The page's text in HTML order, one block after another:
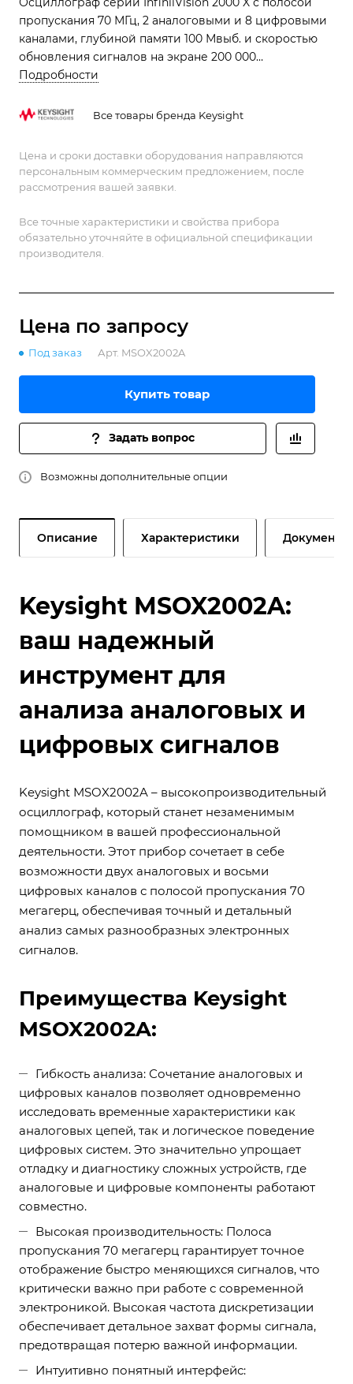
пропускания 70 МГц, 2 аналоговыми и 8 цифровыми
каналами, глубиной памяти 100 Мвыб. и скоростью
обновления сигналов на экране 200 000
осциллограмм/с. MSOX2002A обеспечивает высокую
подходя для лабораторных и полевых испытаний.
применений, включая анализ аналоговых и
цифровых сигналов, что делает его универсальным
инструментом для инженеров и техников
Подробности
Все товары бренда Keysight
Цена и сроки доставки оборудования направляются
персональным коммерческим предложением, после
рассмотрения вашей заявки.
Все точные характеристики и свойства прибора
обязательно уточняйте в официальной спецификации
производителя.
Цена по запросу
Под заказ Арт. MSOX2002A
Купить товар
Задать вопрос
Возможны дополнительные опции
Описание Характеристики Документы
Keysight MSOX2002A:
ваш надежный
инструмент для
анализа аналоговых и
цифровых сигналов
Keysight MSOX2002A – высокопроизводительный
осциллограф, который станет незаменимым
помощником в вашей профессиональной
деятельности. Этот прибор сочетает в себе
возможности двух аналоговых и восьми
цифровых каналов с полосой пропускания 70
мегагерц, обеспечивая точный и детальный
анализ самых разнообразных электронных
сигналов.
Преимущества Keysight
MSOX2002A:
Гибкость анализа: Сочетание аналоговых и
цифровых каналов позволяет одновременно
исследовать временные характеристики как
аналоговых цепей, так и логическое поведение
цифровых систем. Это значительно упрощает
отладку и диагностику сложных устройств, где
аналоговые и цифровые компоненты работают
совместно.
Высокая производительность: Полоса
пропускания 70 мегагерц гарантирует точное
отображение быстро меняющихся сигналов, что
критически важно при работе с современной
электроникой. Высокая частота дискретизации
обеспечивает детальное захват формы сигнала,
предотвращая потерю важной информации.
Интуитивно понятный интерфейс: